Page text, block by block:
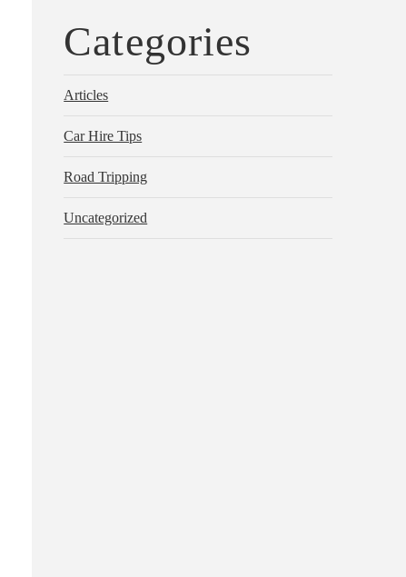
Categories
Articles
Car Hire Tips
Road Tripping
Uncategorized